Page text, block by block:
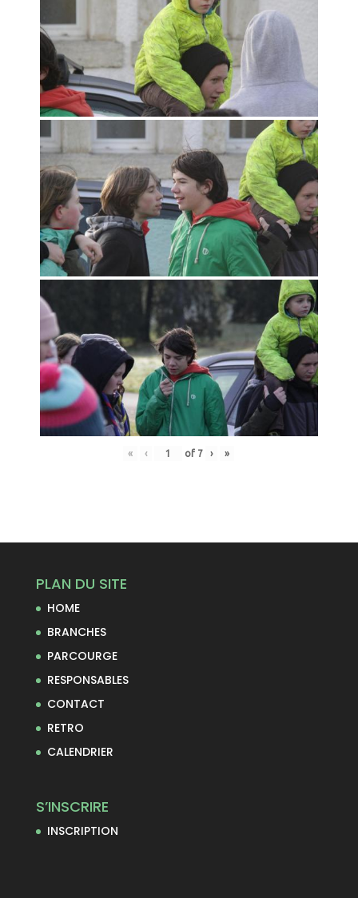
« ‹ of 7 › »
PLAN DU SITE
HOME
BRANCHES
PARCOURGE
RESPONSABLES
CONTACT
RETRO
CALENDRIER
S’INSCRIRE
INSCRIPTION